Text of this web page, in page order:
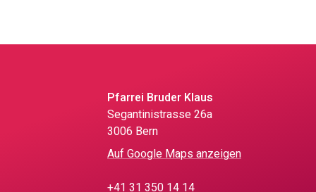
Pfarrei Bruder Klaus
Segantinistrasse 26a
3006 Bern
Auf Google Maps anzeigen
+41 31 350 14 14